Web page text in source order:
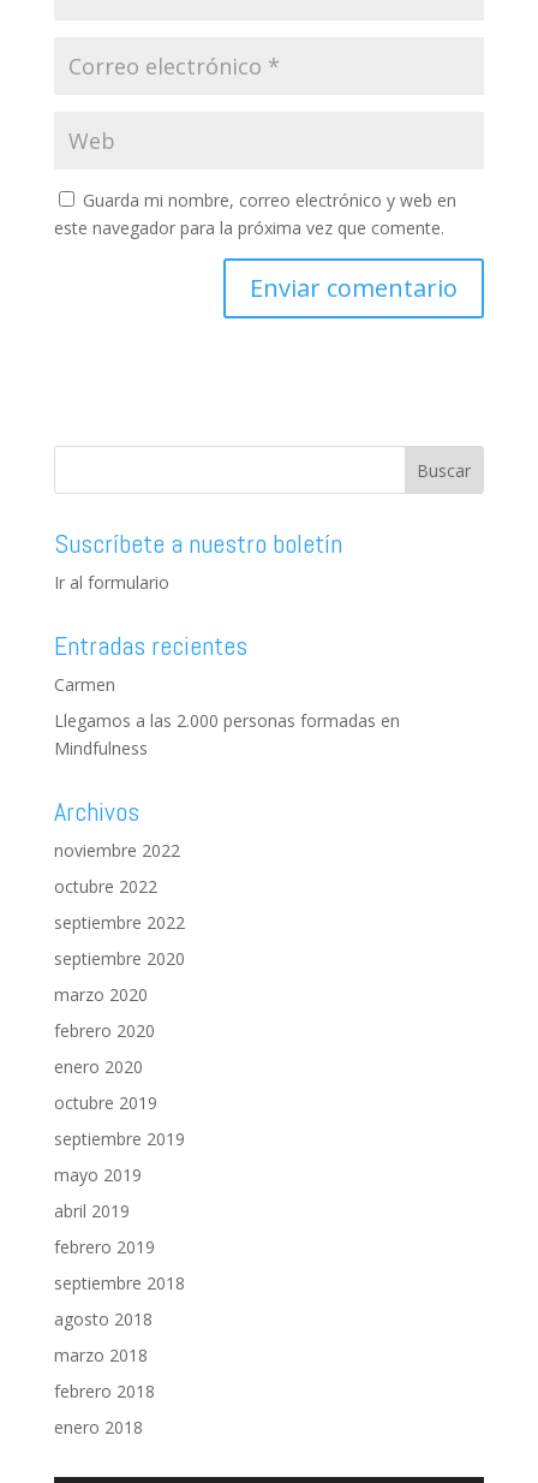
Guarda mi nombre, correo electrónico y web en
este navegador para la próxima vez que comente.
Suscríbete a nuestro boletín
Ir al formulario
Entradas recientes
Carmen
Llegamos a las 2.000 personas formadas en
Mindfulness
Archivos
noviembre 2022
octubre 2022
septiembre 2022
septiembre 2020
marzo 2020
febrero 2020
enero 2020
octubre 2019
septiembre 2019
mayo 2019
abril 2019
febrero 2019
septiembre 2018
agosto 2018
marzo 2018
febrero 2018
enero 2018